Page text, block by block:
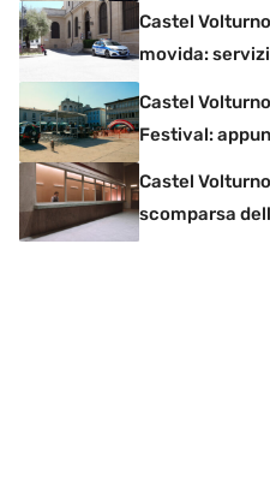
Castel
movida:
Castel
Festival:
Castel
scomparsa